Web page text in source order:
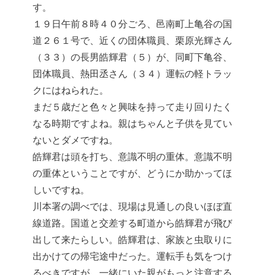
す。
１９日午前８時４０分ごろ、邑南町上亀谷の国
道２６１号で、近くの団体職員、栗原光輝さん
（３３）の長男皓輝君（５）が、同町下亀谷、
団体職員、熱田丞さん（３４）運転の軽トラッ
クにはねられた。
まだ５歳だと色々と興味を持って走り回りたく
なる時期ですよね。親はちゃんと子供を見てい
ないとダメですね。
皓輝君は頭を打ち、意識不明の重体。意識不明
の重体ということですが、どうにか助かってほ
しいですね。
川本署の調べでは、現場は見通しの良いほぼ直
線道路。国道と交差する町道から皓輝君が飛び
出して来たらしい。皓輝君は、家族と虫取りに
出かけての帰宅途中だった。運転手も気をつけ